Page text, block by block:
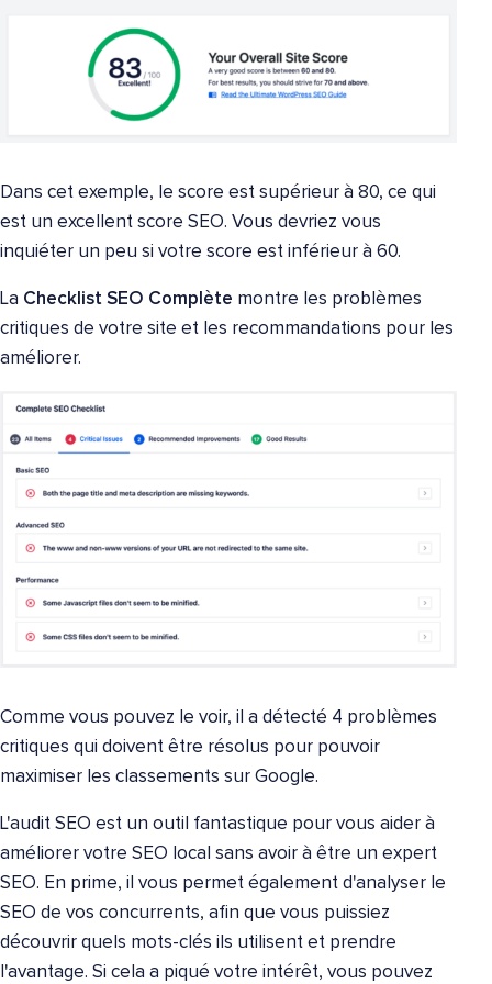
Dans cet exemple, le score est supérieur à 80, ce qui
est un excellent score SEO. Vous devriez vous
inquiéter un peu si votre score est inférieur à 60.
La Checklist SEO Complète montre les problèmes
critiques de votre site et les recommandations pour les
améliorer.
Comme vous pouvez le voir, il a détecté 4 problèmes
critiques qui doivent être résolus pour pouvoir
maximiser les classements sur Google.
L'audit SEO est un outil fantastique pour vous aider à
améliorer votre SEO local sans avoir à être un expert
SEO. En prime, il vous permet également d'analyser le
SEO de vos concurrents, afin que vous puissiez
découvrir quels mots-clés ils utilisent et prendre
l'avantage. Si cela a piqué votre intérêt, vous pouvez